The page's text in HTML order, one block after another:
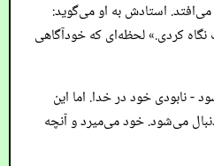
می‌افتد. استادش به او می‌گوید:
کردی.» لحظه‌ای که خودآگاهی
- نابودی خود در خدا. اما این
می‌شود. خود می‌میرد و آنچه